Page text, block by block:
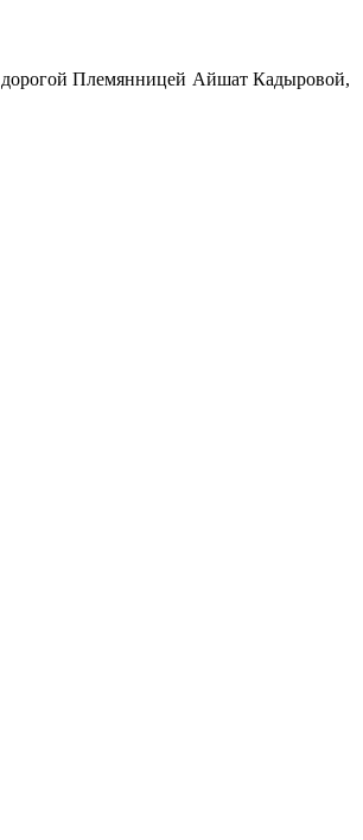
Племянницей Айшат Кадыровой,